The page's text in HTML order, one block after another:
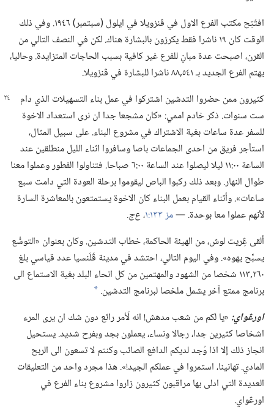
افتُتِح مكتب الفرع الاول في ڤنزويلا في ايلول (‏سبتمبر)‏ ١٩٤٦.‏ وفي ذلك
الوقت كان ١٩ ناشرا فقط يكرزون بالبشارة هناك.‏ لكن في النصف التالي من
القرن،‏ اصبحت عدة مبانٍ للفرع غير كافية بسبب الحاجات المتزايدة.‏ وحاليا،‏
يهتم الفرع الجديد بـ‍ ٥٤١‏,٨٨ ناشرا للبشارة في ڤنزويلا.‏
كثيرون ممن حضروا التدشين اشتركوا في عمل بناء التسهيلات الذي دام
ست سنوات.‏ ذكر خادم اممي:‏ «كان مشجعا جدا ان نرى استعداد الاخوة
للسفر عدة ساعات بغية الاشتراك في مشروع البناء.‏ على سبيل المثال،‏
استأجر فريق من احدى الجماعات باصا وسافروا اثناء الليل منطلقين عند
الساعة ٠٠:‏١١ ليلا ليصلوا عند الساعة ٠٠:‏٦ صباحا.‏ فتناولوا الفطور وعملوا معنا
طوال النهار.‏ وبعد ذلك ركبوا الباص ليقوموا برحلة العودة التي دامت سبع
ساعات».‏ وأثناء القيام بعمل البناء كان الاخوة يستمتعون بالمعاشرة السارة
لأنهم عملوا معا بوحدة.‏ —‏مز ١٣٣:‏١ ‏،‏ع‌ج.‏
ألقى ڠِريت لوش،‏ من الهيئة الحاكمة،‏ خطاب التدشين.‏ وكان بعنوان «التوسُّع
يسبِّح يهوه».‏ وفي اليوم التالي،‏ احتشد في مدينة ڤَلَنسيا عدد قياسي بلغ
٢٦٠‏,١١٣ شخصا من الشهود والمهتمين من كل انحاء البلد بغية الاستماع الى
برنامج ممتع آخر يشمل ملخصا لبرنامج التدشين.‏ *
اورڠواي:‏ «يا لكم من شعب مدهش!‏ انه لَأمر رائع دون شك ان يرى المرء
اشخاصا كثيرين جدا،‏ رجالا ونساء،‏ يعملون بجد وبفرح شديد.‏ يستحيل
انجاز ذلك إلا اذا وُجد لديكم الدافع الصائب وكنتم لا تسعون الى الربح
المادي.‏ تهانينا،‏ استمروا في عملكم الجيد!‏».‏ هذا مجرد واحد من التعليقات
العديدة التي ادلى بها مراقبون كثيرون زاروا مشروع بناء الفرع في
اورڠواي.‏